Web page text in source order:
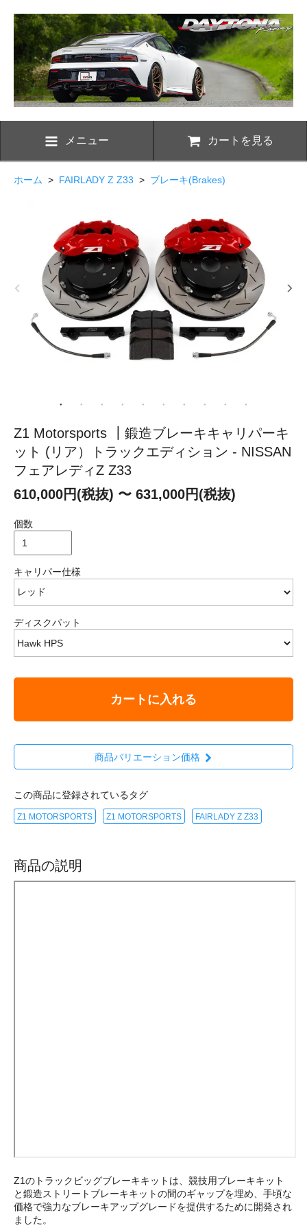
メニュー カートを見る
ホーム > FAIRLADY Z Z33 > ブレーキ(Brakes)
Z1 Motorsports ┃鍛造ブレーキキャリパーキ
ット (リア）トラックエディション - NISSAN
フェアレディZ Z33
610,000円(税抜) 〜 631,000円(税抜)
個数
キャリパー仕様
ディスクパット
カートに入れる
商品バリエーション価格
この商品に登録されているタグ
Z1 MOTORSPORTS Z1 MOTORSPORTS FAIRLADY Z Z33
商品の説明
Z1のトラックビッグブレーキキットは、競技用ブレーキキット
と鍛造ストリートブレーキキットの間のギャップを埋め、手頃な
価格で強力なブレーキアップグレードを提供するために開発され
ました。